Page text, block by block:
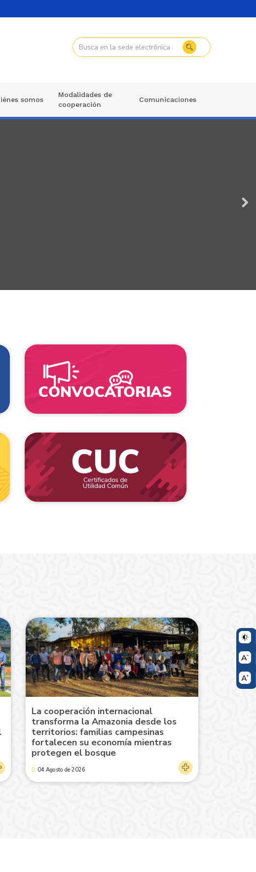
somos
Modalidades de
cooperación
Comunicaciones
La cooperación internacional
transforma la Amazonia desde los
territorios: familias campesinas
fortalecen su economía mientras
protegen el bosque
04 Agosto de 2026